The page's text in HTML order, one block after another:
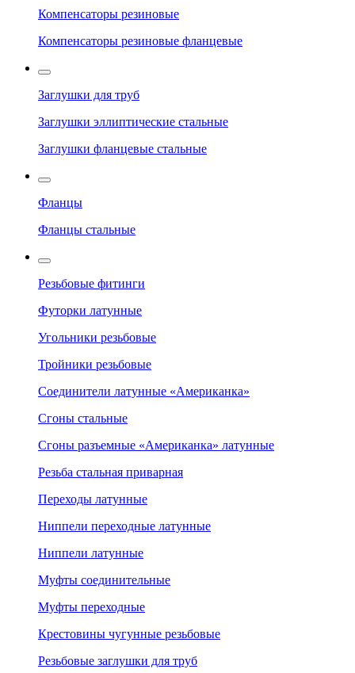
Компенсаторы резиновые
Компенсаторы резиновые фланцевые
Заглушки для труб
Заглушки эллиптические стальные
Заглушки фланцевые стальные
Фланцы
Фланцы стальные
Резьбовые фитинги
Футорки латунные
Угольники резьбовые
Тройники резьбовые
Соединители латунные «Американка»
Сгоны стальные
Сгоны разъемные «Американка» латунные
Резьба стальная приварная
Переходы латунные
Ниппели переходные латунные
Ниппели латунные
Муфты соединительные
Муфты переходные
Крестовины чугунные резьбовые
Резьбовые заглушки для труб